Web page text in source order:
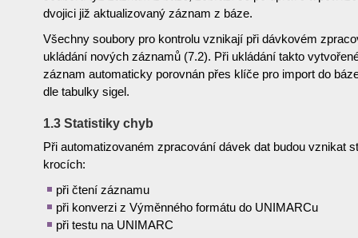
dvojici již aktualizovaný záznam z báze.
Všechny soubory pro kontrolu vznikají při dávkovém
ukládání nových záznamů (7.2). Při ukládání takto
záznam automaticky porovnán přes klíče pro import do
dle tabulky sigel.
1.3 Statistiky chyb
Při automatizovaném zpracování dávek dat budou vznikat
krocích:
při čtení záznamu
při konverzi z Výměnného formátu do UNIMARCu
při testu na UNIMARC